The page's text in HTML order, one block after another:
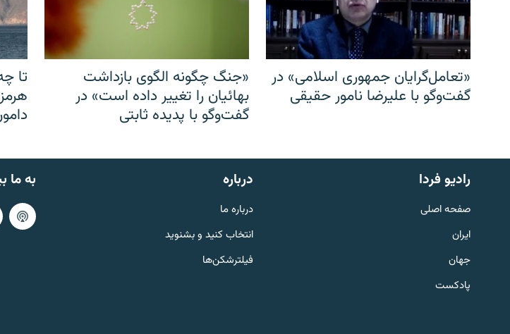
English
به ما بپیوندید
«تعامل‌گرایان جمهوری اسلامی» در
گفت‌وگو با علیرضا نامور حقیقی
«جنگ چگونه الگوی بازداشت
بهائیان را تغییر داده است» در
گفت‌وگو با پدیده ثابتی
تا
به ما رادیو فردا
صفحه اصلی
ایران
جهان
پادکست
درباره
درباره ما
انتخاب کنید و بشنوید
فیلترشکن‌ها